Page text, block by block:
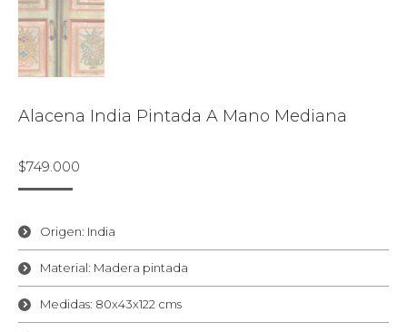
Alacena India Pintada A Mano Mediana
$749.000
Origen: India
Material: Madera pintada
Medidas: 80x43x122 cms